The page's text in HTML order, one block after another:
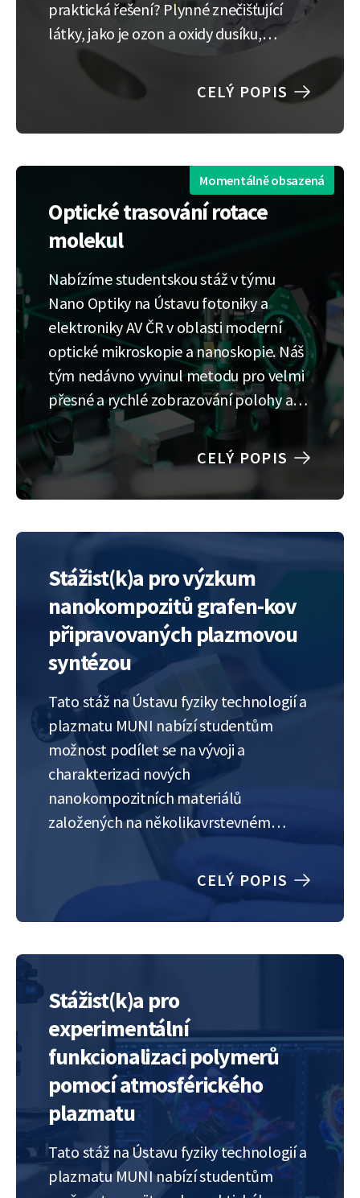
praktická řešení? Plynné znečišťující
látky, jako je ozon a oxidy dusíku,
představují skrytou hrozbu pro naši
planetu i naše zdraví, ale současné
detekční technologie nestačí držet
krok. Naším posláním je tuto mezeru…
CELÝ POPIS
Momentálně obsazená
Optické trasování rotace
molekul
Nabízíme studentskou stáž v týmu
Nano Optiky na Ústavu fotoniky a
elektroniky AV ČR v oblasti moderní
optické mikroskopie a nanoskopie. Náš
tým nedávno vyvinul metodu pro velmi
přesné a rychlé zobrazování polohy a
rotace nanoskopických objektů, slibující
prohloubení znalostí o klíčových
biologických molekulárních procesech,
např. práci enzymů pro přepis nebo
CELÝ POPIS
Stážist(k)a pro výzkum
nanokompozitů grafen-kov
připravovaných plazmovou
syntézou
Tato stáž na Ústavu fyziky technologií a
plazmatu MUNI nabízí studentům
možnost podílet se na vývoji a
charakterizaci nových
nanokompozitních materiálů
založených na několikavrstevném
grafenu a kovových nanočástic. Tyto
nanokompozity budou připravovány
v jednom kroku pomocí syntézy v
plynné fázi mikrovlnným plazmatem za
například zvýšenou tepelná a elektrická
vodivost…
CELÝ POPIS
Stážist(k)a pro
experimentální
funkcionalizaci polymerů
pomocí atmosférického
plazmatu
Tato stáž na Ústavu fyziky technologií a
plazmatu MUNI nabízí studentům